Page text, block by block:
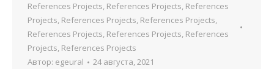
References Projects, References Projects, References
Projects, References Projects, References Projects,
References Projects, References Projects, References
Projects, References Projects
Автор: egeural 24 августа, 2021